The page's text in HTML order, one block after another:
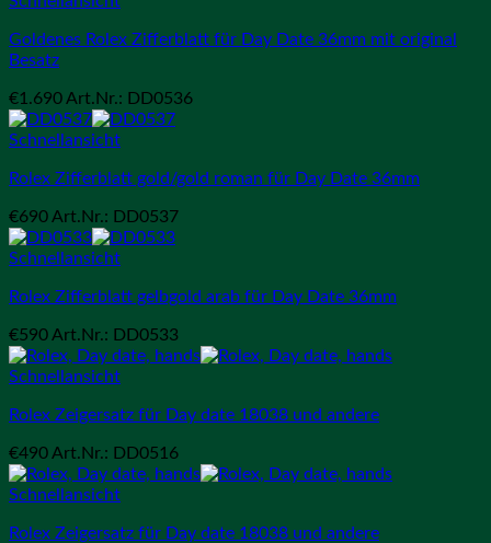
Goldenes Rolex Zifferblatt für Day Date 36mm mit original
Besatz
€1.690 Art.Nr.: DD0536
Schnellansicht
Rolex Zifferblatt gold/gold roman für Day Date 36mm
€690 Art.Nr.: DD0537
Schnellansicht
Rolex Zifferblatt gelbgold arab für Day Date 36mm
€590 Art.Nr.: DD0533
Schnellansicht
Rolex Zeigersatz für Day date 18038 und andere
€490 Art.Nr.: DD0516
Schnellansicht
Rolex Zeigersatz für Day date 18038 und andere